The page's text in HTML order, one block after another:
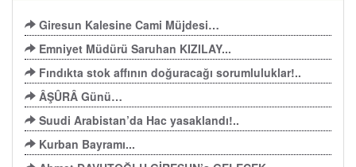
Giresun Kalesine Cami Müjdesi…
Emniyet Müdürü Saruhan KIZILAY...
Fındıkta stok affının doğuracağı sorumluluklar!..
ÂŞÛRÂ Günü…
Suudi Arabistan’da Hac yasaklandı!..
Kurban Bayramı...